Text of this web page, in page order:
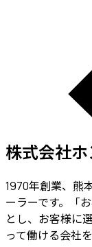
株式会社
1970年創業、熊
ーラーです。「
とし、お客様に
って働ける会社